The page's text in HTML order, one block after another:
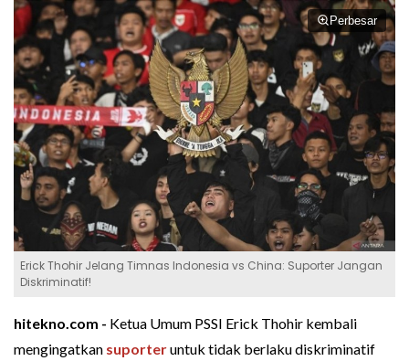
Perbesar
Erick Thohir Jelang Timnas Indonesia vs China: Suporter Jangan
Diskriminatif!
hitekno.com - Ketua Umum PSSI Erick Thohir kembali
mengingatkan suporteruntuk tidak berlaku diskriminatif